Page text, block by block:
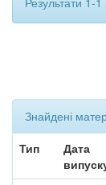
Знайдені
Тип
Дата